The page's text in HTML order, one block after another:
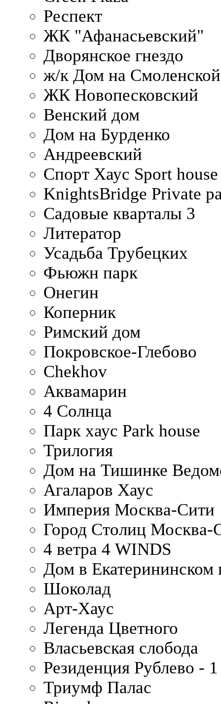
Респект
ЖК "Афанасьевский"
Дворянское гнездо
ж/к Дом на
ЖК Новопесковский
Венский дом
Дом на Бурденко
Андреевский
Спорт Хаус Sport house
KnightsBridge Private
Садовые кварталы 3
Литератор
Усадьба Трубецких
Фьюжн парк
Онегин
Коперник
Римский дом
Покровское-Глебово
Chekhov
Аквамарин
4 Солнца
Парк хаус Park house
Трилогия
Дом на Тишинке
Агаларов Хаус
Империя Москва-Сити
Город Столиц Москва-
4 ветра 4 WINDS
Дом в Екатерининском
Шоколад
Арт-Хаус
Легенда Цветного
Власьевская слобода
Резиденция Рублево - 1
Триумф Палас